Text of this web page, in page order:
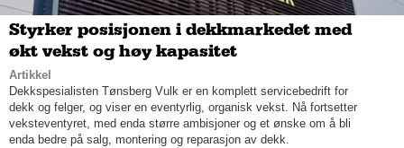
Styrker posisjonen i dekkmarkedet med
økt vekst og høy kapasitet
Artikkel
Dekkspesialisten Tønsberg Vulk er en komplett servicebedrift for
dekk og felger, og viser en eventyrlig, organisk vekst. Nå fortsetter
veksteventyret, med enda større ambisjoner og et ønske om å bli
enda bedre på salg, montering og reparasjon av dekk.